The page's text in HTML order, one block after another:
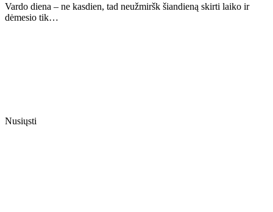
Vardo diena – ne kasdien, tad neužmiršk šiandieną skirti laiko ir
dėmesio tik…
Nusiųsti